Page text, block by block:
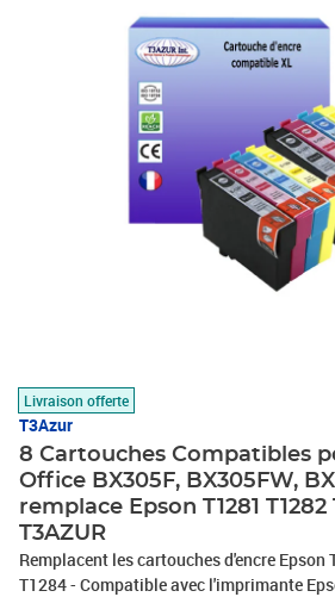
Livraison offerte
T3Azur
8 Cartouches Compatibles
Office BX305F, BX305FW,
remplace Epson T1281 T1282
T3AZUR
Remplacent les cartouches d'encre
T1284 - Compatible avec l'imprimante